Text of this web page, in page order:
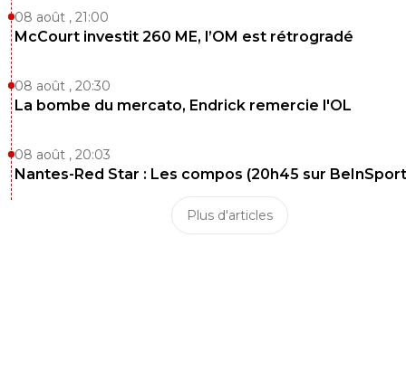
08 août , 21:00
McCourt investit 260 ME, l’OM est rétrogradé
08 août , 20:30
La bombe du mercato, Endrick remercie l'OL
08 août , 20:03
Nantes-Red Star : Les compos (20h45 sur
Plus d'articles